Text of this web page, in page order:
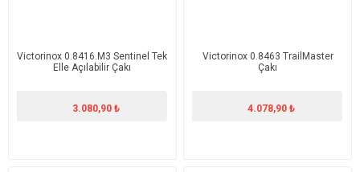
Victorinox 0.8416.M3 Sentinel Tek
Elle Açılabilir Çakı
3.080,90 ₺
Victorinox 0.8463 TrailMaster
Çakı
4.078,90 ₺